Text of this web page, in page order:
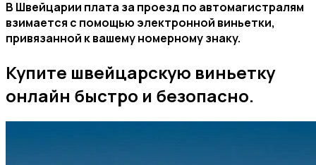
В Швейцарии плата за проезд по автомагистралям
взимается с помощью электронной виньетки,
привязанной к вашему номерному знаку.
Купите швейцарскую виньетку
онлайн быстро и безопасно.